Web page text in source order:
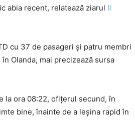
din
Italia
abia recent, relatează ziarul Il
cu 37 de pasageri și patru membri
Olanda, mai precizează sursa
la ora 08:22, ofițerul secund, în
bine, înainte de a leșina rapid în